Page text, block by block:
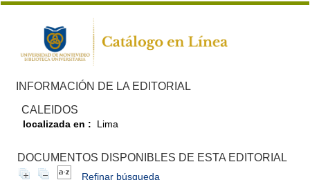
INFORMACIÓN DE LA EDITORIAL
CALEIDOS
localizada en : Lima
DOCUMENTOS DISPONIBLES DE ESTA EDITORIAL
Refinar búsqueda